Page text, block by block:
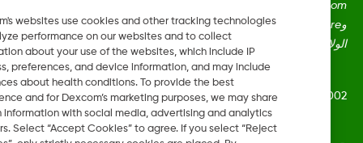
وDexcom Share، وShare هي علامات تجارية أو علامات مُسجلة في
المتحدة وقد تكون كذلك في بلدان أخرى.
LBL020847
Dexcom's websites use cookies and other tracking technologies
to analyze performance on our websites and to collect
information about your use of the websites, which include IP
address, preferences, and device information, and may include
inferences about health conditions. To provide the best
experience and for Dexcom’s marketing purposes, we may share
certain information with social media, advertising and analytics
partners. Select “Accept Cookies” to agree. If you select “Reject